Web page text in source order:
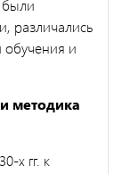
различались
обучения и
методика
х гг. к